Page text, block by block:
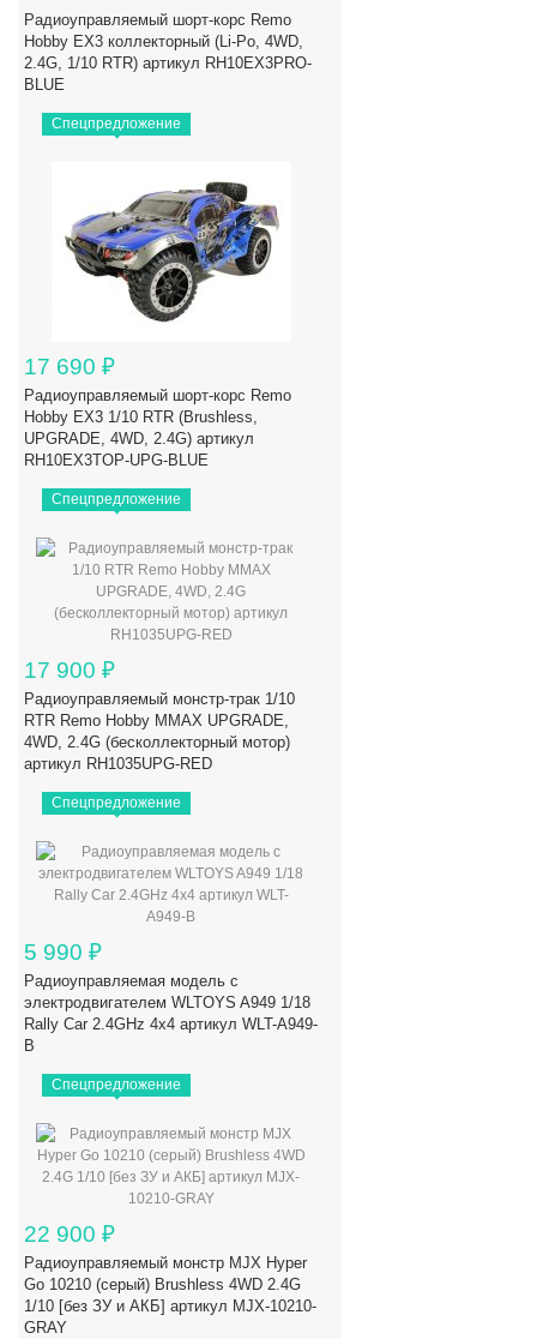
Радиоуправляемый шорт-корс Remo
Hobby EX3 коллекторный (Li-Po, 4WD,
2.4G, 1/10 RTR) артикул RH10EX3PRO-
BLUE
Спецпредложение
17 690 ₽
Радиоуправляемый шорт-корс Remo
Hobby EX3 1/10 RTR (Brushless,
UPGRADE, 4WD, 2.4G) артикул
RH10EX3TOP-UPG-BLUE
Спецпредложение
17 900 ₽
Радиоуправляемый монстр-трак 1/10
RTR Remo Hobby MMAX UPGRADE,
4WD, 2.4G (бесколлекторный мотор)
артикул RH1035UPG-RED
Спецпредложение
5 990 ₽
Радиоуправляемая модель с
электродвигателем WLTOYS A949 1/18
Rally Car 2.4GHz 4x4 артикул WLT-A949-
B
Спецпредложение
22 900 ₽
Радиоуправляемый монстр MJX Hyper
Go 10210 (серый) Brushless 4WD 2.4G
1/10 [без ЗУ и АКБ] артикул MJX-10210-
GRAY